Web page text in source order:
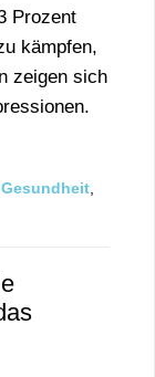
Prozent
kämpfen,
zeigen sich
,